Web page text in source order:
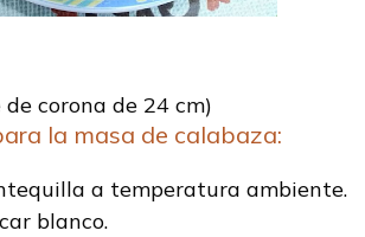
corona de 24 cm)
la masa de calabaza:
a temperatura ambiente.
blanco.